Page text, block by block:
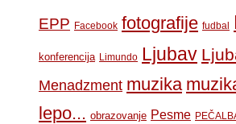
EPP Facebook fotografije fudbal
konferencija Limundo Ljubav
Menadzment muzika
lepo... obrazovanje Pesme